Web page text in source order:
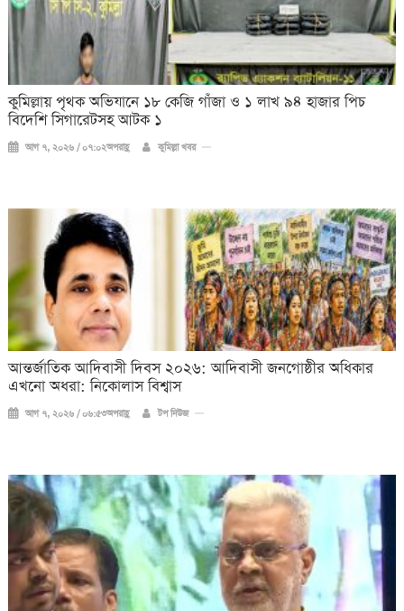
কুমিল্লায় পৃথক অভিযানে ১৮ কেজি গাঁজা ও ১ লাখ ৯৪ হাজার পিচ
বিদেশি সিগারেটসহ আটক ১
আগ ৭, ২০২৬ / ০৭:০২অপরাহ্ণ কুমিল্লা খবর
আন্তর্জাতিক আদিবাসী দিবস ২০২৬: আদিবাসী জনগোষ্ঠীর অধিকার
এখনো অধরা: নিকোলাস বিশ্বাস
আগ ৭, ২০২৬ / ০৬:৫৩অপরাহ্ণ টপ নিউজ